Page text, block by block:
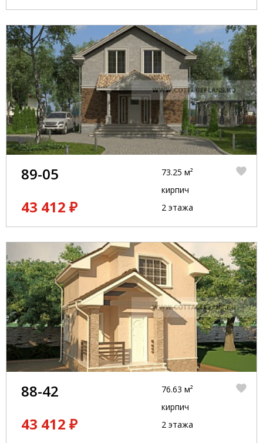
89-05
43 412 ₽
73.25 м²
кирпич
2 этажа
88-42
43 412 ₽
76.63 м²
кирпич
2 этажа